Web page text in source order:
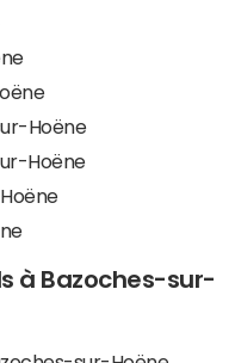
Hoëne
Hoëne
à Bazoches-sur-